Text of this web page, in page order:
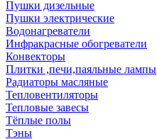
Пушки дизельные
Пушки электрические
Водонагреватели
Инфракрасные обогреватели
Конвекторы
Плитки ,печи,паяльные лампы
Радиаторы масляные
Тепловентиляторы
Тепловые завесы
Тёплые полы
Тэны